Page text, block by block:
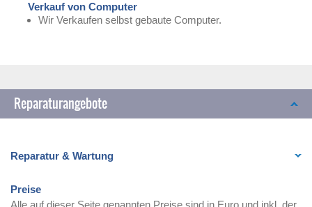
Verkauf von Computer
Wir Verkaufen selbst gebaute Computer.
Reparaturangebote
Reparatur & Wartung
Preise
Alle auf dieser Seite genannten Preise sind in Euro und inkl. der